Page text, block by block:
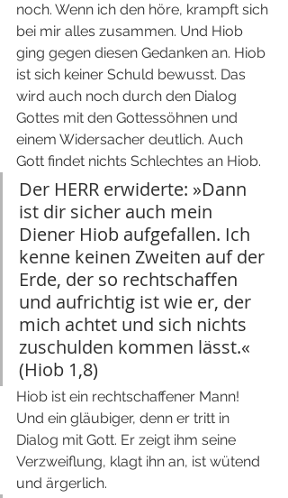
noch. Wenn ich den höre, krampft sich
bei mir alles zusammen. Und Hiob
ging gegen diesen Gedanken an. Hiob
ist sich keiner Schuld bewusst. Das
wird auch noch durch den Dialog
Gottes mit den Gottessöhnen und
einem Widersacher deutlich. Auch
Gott findet nichts Schlechtes an Hiob.
Der HERR erwiderte: »Dann
ist dir sicher auch mein
Diener Hiob aufgefallen. Ich
kenne keinen Zweiten auf der
Erde, der so rechtschaffen
und aufrichtig ist wie er, der
mich achtet und sich nichts
zuschulden kommen lässt.«
(Hiob 1,8)
Hiob ist ein rechtschaffener Mann!
Und ein gläubiger, denn er tritt in
Dialog mit Gott. Er zeigt ihm seine
Verzweiflung, klagt ihn an, ist wütend
und ärgerlich.